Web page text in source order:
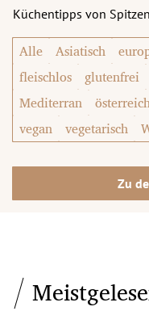
Küchentipps von
Alle Asiatisch
fleischlos
glutenfrei
Mediterran
vegan
vegetarisch
Zu